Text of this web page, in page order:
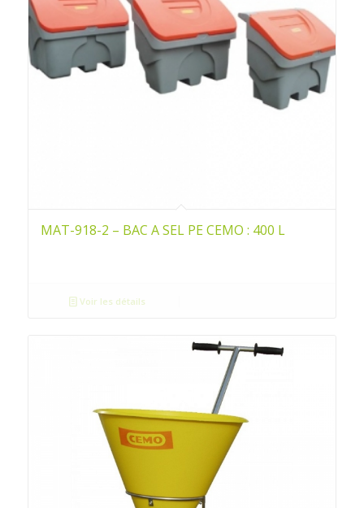
MAT-918-2 – BAC A SEL PE CEMO : 400 L
Voir les détails